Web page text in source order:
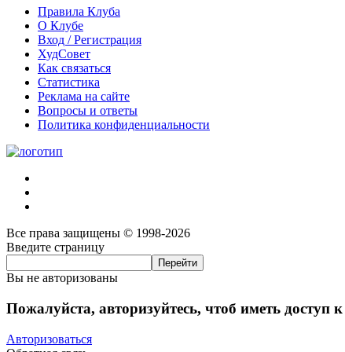
Правила Клуба
О Клубе
Вход / Регистрация
ХудСовет
Как связаться
Статистика
Реклама на сайте
Вопросы и ответы
Политика конфиденциальности
Все права защищены © 1998-2026
Введите страницу
Вы не авторизованы
Пожалуйста, авторизуйтесь, чтоб иметь доступ
Авторизоваться